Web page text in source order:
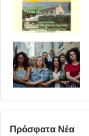
Πρόσφατα Νέα